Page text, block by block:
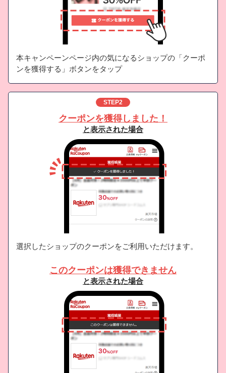
本キャンペーンページ内の気になるショップの「クーポ
ンを獲得する」ボタンをタップ
STEP2
クーポンを獲得しました！
と表示された場合
選択したショップのクーポンをご利用いただけます。
このクーポンは獲得できません
と表示された場合